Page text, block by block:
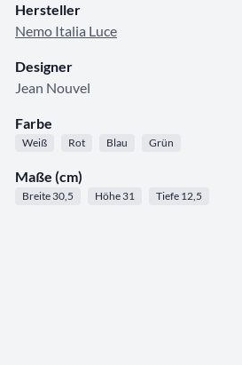
Hersteller
Nemo Italia Luce
Designer
Jean Nouvel
Farbe
Weiß Rot Blau Grün
Maße (cm)
Breite 30,5 Höhe 31 Tiefe 12,5